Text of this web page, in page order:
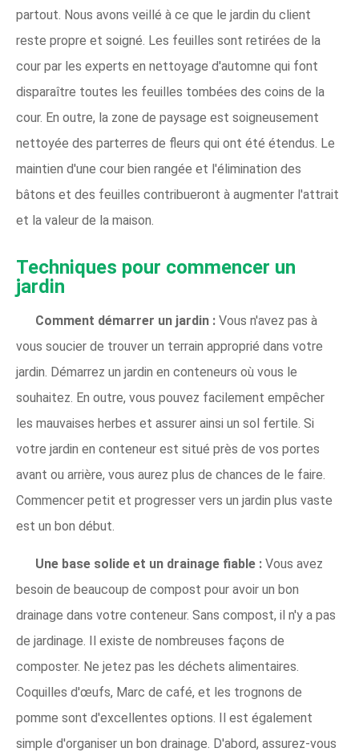
partout. Nous avons veillé à ce que le jardin du client
reste propre et soigné. Les feuilles sont retirées de la
cour par les experts en nettoyage d'automne qui font
disparaître toutes les feuilles tombées des coins de la
cour. En outre, la zone de paysage est soigneusement
nettoyée des parterres de fleurs qui ont été étendus. Le
maintien d'une cour bien rangée et l'élimination des
bâtons et des feuilles contribueront à augmenter l'attrait
et la valeur de la maison.
Techniques pour commencer un
jardin
Comment démarrer un jardin : Vous n'avez pas à
vous soucier de trouver un terrain approprié dans votre
jardin. Démarrez un jardin en conteneurs où vous le
souhaitez. En outre, vous pouvez facilement empêcher
les mauvaises herbes et assurer ainsi un sol fertile. Si
votre jardin en conteneur est situé près de vos portes
avant ou arrière, vous aurez plus de chances de le faire.
Commencer petit et progresser vers un jardin plus vaste
est un bon début.
Une base solide et un drainage fiable : Vous avez
besoin de beaucoup de compost pour avoir un bon
drainage dans votre conteneur. Sans compost, il n'y a pas
de jardinage. Il existe de nombreuses façons de
composter. Ne jetez pas les déchets alimentaires.
Coquilles d'œufs, Marc de café, et les trognons de
pomme sont d'excellentes options. Il est également
simple d'organiser un bon drainage. D'abord, assurez-vous